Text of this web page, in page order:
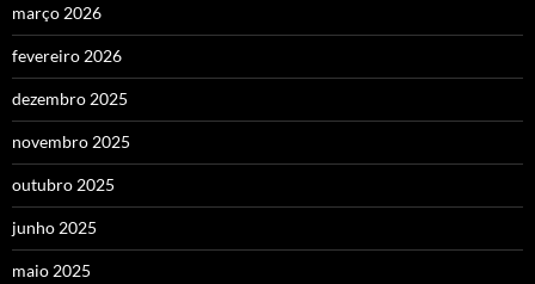
março 2026
fevereiro 2026
dezembro 2025
novembro 2025
outubro 2025
junho 2025
maio 2025